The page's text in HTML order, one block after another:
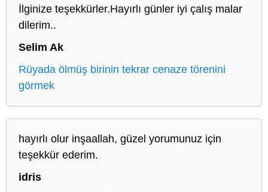
İlginize teşekkürler.Hayırlı günler iyi çalış malar
dilerim..
Selim Ak
Rüyada ölmüş birinin tekrar cenaze törenini
görmek
hayırlı olur inşaallah, güzel yorumunuz için
teşekkür ederim.
idris